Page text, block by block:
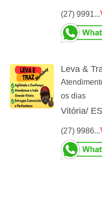
(27) 9991...
Leva &
os dias
Vitória/ ES
(27) 9986...